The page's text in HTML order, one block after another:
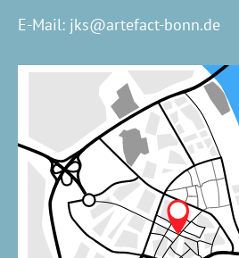
E-Mail: jks@artefact-bonn.de